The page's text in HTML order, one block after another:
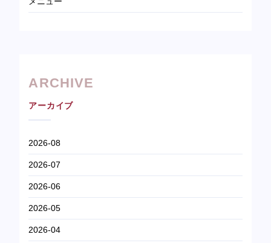
ARCHIVE
アーカイブ
2026-08
2026-07
2026-06
2026-05
2026-04